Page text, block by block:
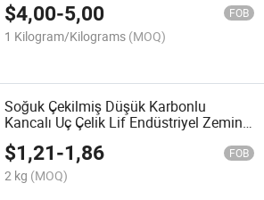
$4,00-5,00 FOB
1 Kilogram/Kilograms (MOQ)
Soğuk Çekilmiş Düşük Karbonlu
Kancalı Uç Çelik Lif Endüstriyel Zemin
Paving için
$1,21-1,86 FOB
2 kg (MOQ)